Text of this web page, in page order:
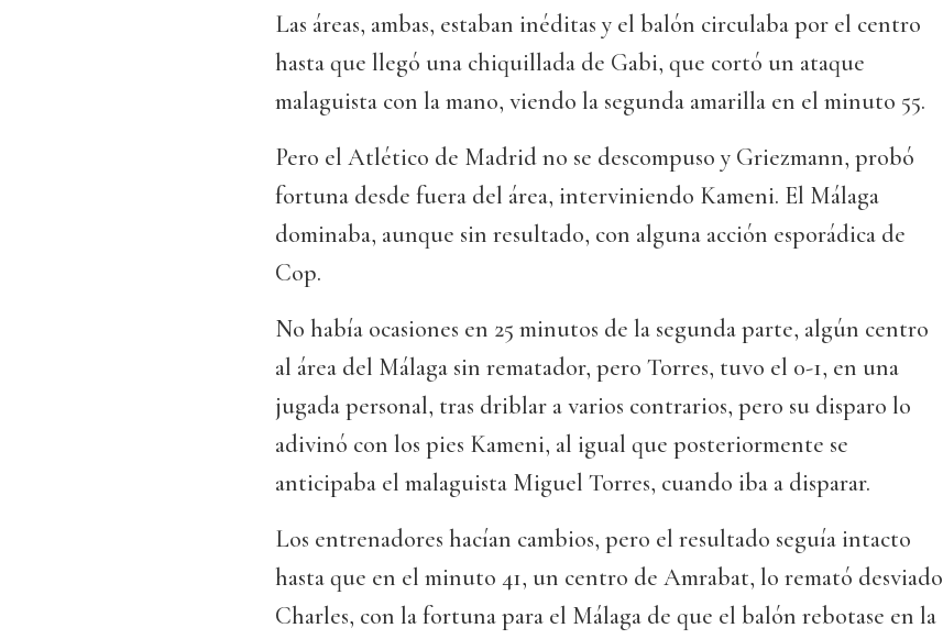
Las áreas, ambas, estaban inéditas y el balón circulaba por el centro
hasta que llegó una chiquillada de Gabi, que cortó un ataque
malaguista con la mano, viendo la segunda amarilla en el minuto 55.
Pero el Atlético de Madrid no se descompuso y Griezmann, probó
fortuna desde fuera del área, interviniendo Kameni. El Málaga
dominaba, aunque sin resultado, con alguna acción esporádica de
Cop.
No había ocasiones en 25 minutos de la segunda parte, algún centro
al área del Málaga sin rematador, pero Torres, tuvo el 0-1, en una
jugada personal, tras driblar a varios contrarios, pero su disparo lo
adivinó con los pies Kameni, al igual que posteriormente se
anticipaba el malaguista Miguel Torres, cuando iba a disparar.
Los entrenadores hacían cambios, pero el resultado seguía intacto
hasta que en el minuto 41, un centro de Amrabat, lo remató desviado
Charles, con la fortuna para el Málaga de que el balón rebotase en la